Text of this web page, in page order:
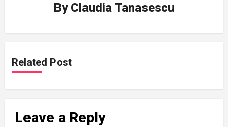
By Claudia Tanasescu
Related Post
Leave a Reply